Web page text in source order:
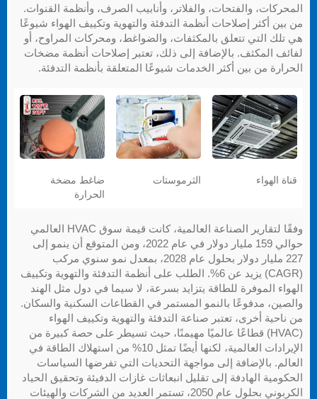
المحركات، والفتحات، والفلاتر، وأنابيب الصرف، وأنظمة القنوات.
من بين أكثر إصلاحات أنظمة التدفئة والتهوية وتكييف الهواء شيوعًا
هي تلك التي تتعلق بالمكثفات، والضواغط، ومحركات المراوح، أو
لفائف المكثف. بالإضافة إلى ذلك، تعتبر إصلاحات أنظمة مضخات
الحرارة من بين أكثر الخدمات شيوعًا المتعلقة بأنظمة التدفئة.
قناة الهواء الثرموستات
ضاغط مضخة
الحرارة
وفقًا لتقارير الصناعة العالمية، كانت قيمة سوق HVAC العالمي
حوالي 159 مليار دولار في عام 2022، ومن المتوقع أن ينمو إلى
227 مليار دولار بحلول عام 2028، بمعدل نمو سنوي مركب
(CAGR) يزيد عن 6%. الطلب على أنظمة التدفئة والتهوية وتكييف
الهواء الموفرة للطاقة يتزايد بسرعة، لا سيما في دول مثل الهند
والصين، مدفوعًا بالنمو المستمر في القطاعات السكنية والسكان.
من ناحية أخرى، تعتبر صناعة التدفئة والتهوية وتكييف الهواء
(HVAC) قطاعًا عالميًا مهيمنًا، حيث تسيطر على حصة كبيرة من
الإيرادات العالمية، لكنها أيضًا تمثل 10% من استهلاك الطاقة في
العالم. بالإضافة إلى مواجهة التحديات التي تفرضها السياسات
الحكومية الهادفة إلى تقليل انبعاثات غازات الدفيئة وتحقيق الحياد
الكربوني بحلول عام 2050، تستمر العديد من الشركات والهيئات